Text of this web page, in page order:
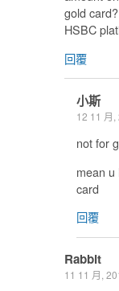
gold
HSBC
回覆
小斯
12 11 月,
not for
mean u
card
回覆
Rabbit
11 11 月,